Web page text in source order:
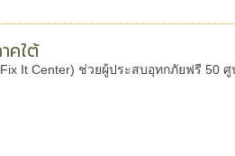
คใต้
It Center) ช่วยผู้ประสบอุทกภัยฟรี 50 ศู